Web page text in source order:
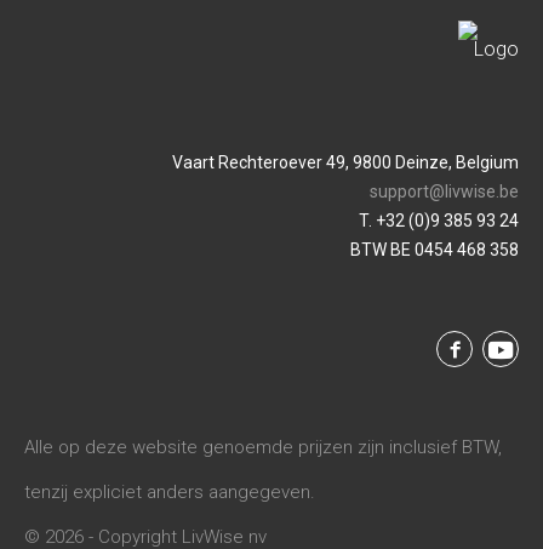
Vaart Rechteroever 49, 9800 Deinze, Belgium
support@livwise.be
T. +32 (0)9 385 93 24
BTW BE 0454 468 358
Alle op deze website genoemde prijzen zijn inclusief BTW,
tenzij expliciet anders aangegeven.
© 2026 - Copyright LivWise nv